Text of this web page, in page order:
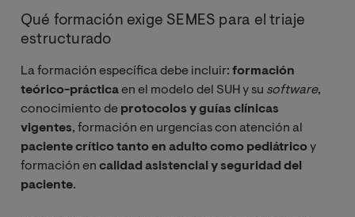
Qué formación exige SEMES para el triaje
estructurado
La formación específica debe incluir: formación
teórico-prácticaen el modelo del SUH y su software,
conocimiento de protocolos y guías clínicas
vigentes, formación en urgencias con atención al
paciente crítico tanto en adulto como pediátricoy
formación en calidad asistencial y seguridad del
paciente.